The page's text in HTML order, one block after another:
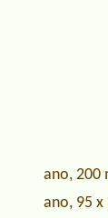
ano, 200
ano, 95